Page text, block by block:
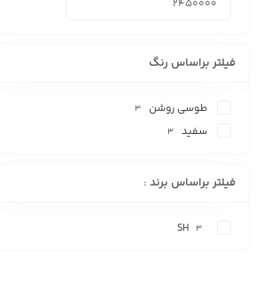
فیلتر براساس رنگ
طوسی روشن 3
سفید 3
فیلتر براساس برند :
SH 3